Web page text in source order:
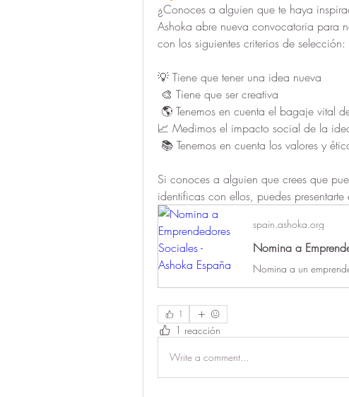
¿Conoces a alguien que te haya
Ashoka abre nueva convocatoria para
con los siguientes criterios de selección:
💡 Tiene que tener una idea nueva
🎨 Tiene que ser creativa
🌎 Tenemos en cuenta el bagaje vital
️📈 Medimos el impacto social de la
📚 Tenemos en cuenta los valores y
Si conoces a alguien que crees que
identificas con ellos, puedes presentarte
spain.ashoka.org
Nomina a
1
1 reacción
Write a comment...